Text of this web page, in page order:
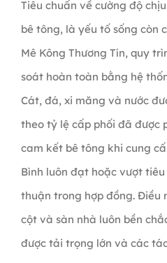
Tiêu chuẩn về cường độ
bê tông, là yếu tố sống còn
Mê Kông Thương Tín, quy
soát hoàn toàn bằng hệ
Cát, đá, xi măng và nước
theo tỷ lệ cấp phối đã được
cam kết bê tông khi cung
Bình luôn đạt hoặc vượt
thuận trong hợp đồng. Điều
cột và sàn nhà luôn bền
được tải trọng lớn và các